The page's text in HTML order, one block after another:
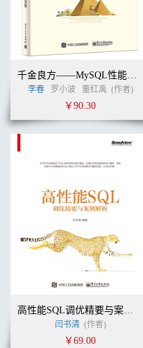
千金良方——MySQL性能优化金字塔法则
李春 罗小波 董红禹 (作者)
￥90.30
高性能SQL调优精要与案例解析
闫书清 (作者)
￥69.00